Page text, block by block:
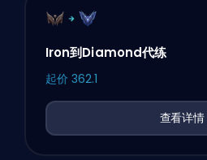
Iron到Diamond代练
起价 362.1
查看详情